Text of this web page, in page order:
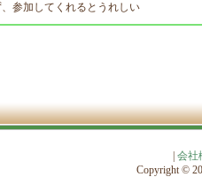
、参加してくれるとうれしい
会社
Copyright ©